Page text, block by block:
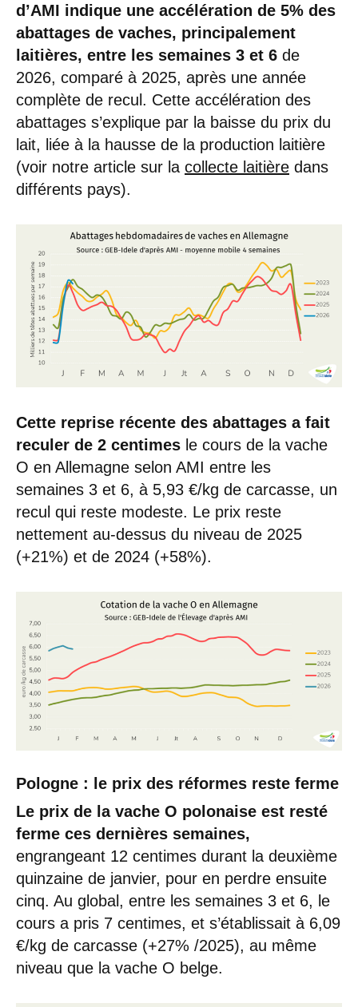
d’AMI indique une accélération de 5% des
abattages de vaches, principalement
laitières, entre les semaines 3 et 6 de
2026, comparé à 2025, après une année
complète de recul. Cette accélération des
abattages s’explique par la baisse du prix du
lait, liée à la hausse de la production laitière
(voir notre article sur la collecte laitière dans
différents pays).
Cette reprise récente des abattages a fait
reculer de 2 centimes le cours de la vache
O en Allemagne selon AMI entre les
semaines 3 et 6, à 5,93 €/kg de carcasse, un
recul qui reste modeste. Le prix reste
nettement au-dessus du niveau de 2025
(+21%) et de 2024 (+58%).
Pologne : le prix des réformes reste ferme
Le prix de la vache O polonaise est resté
ferme ces dernières semaines,
engrangeant 12 centimes durant la deuxième
quinzaine de janvier, pour en perdre ensuite
cinq. Au global, entre les semaines 3 et 6, le
cours a pris 7 centimes, et s’établissait à 6,09
€/kg de carcasse (+27% /2025), au même
niveau que la vache O belge.